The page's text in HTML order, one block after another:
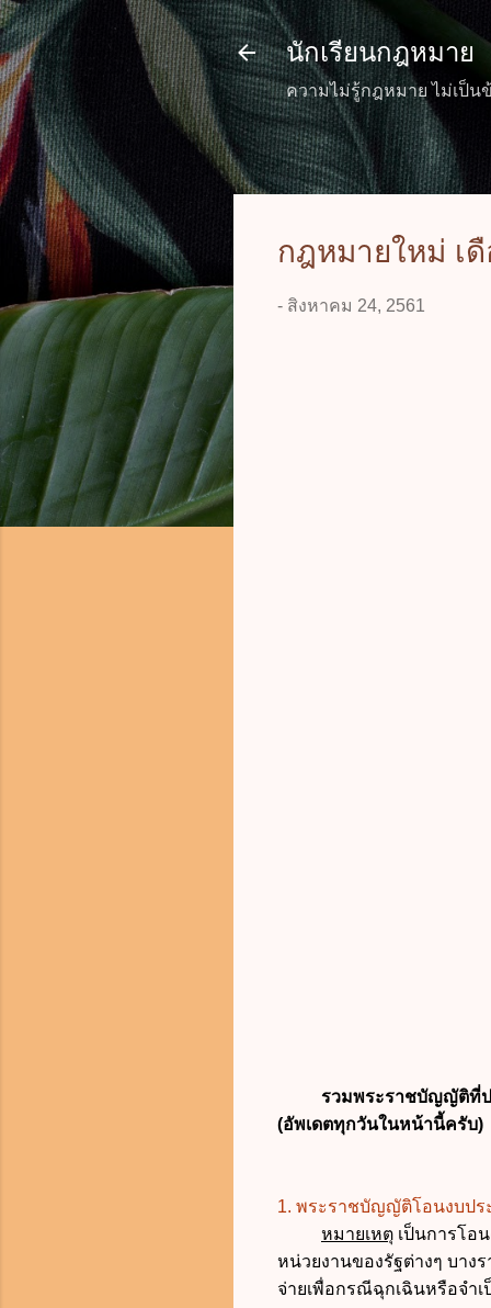
นักเรียนกฎหมาย
ความไม่รู้กฎหมาย ไม่เป็น
กฎหมายใหม่ เ
- สิงหาคม 24, 2561
รวมพระราชบัญญัติที่
(อัพเดตทุกวันในหน้านี้ครับ)
1. พระราชบัญญัติโอนงบปร
หมายเหตุ เป็นการโอ
หน่วยงานของรัฐต่างๆ บาง
จ่ายเพื่อกรณีฉุกเฉินหรือจำ